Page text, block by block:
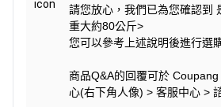
請您放心，我們已為您確認到
重大約80公斤>
您可以參考上述說明後進行選
商品Q&A的回覆可於
心(右下角人像) > 客服中心 >